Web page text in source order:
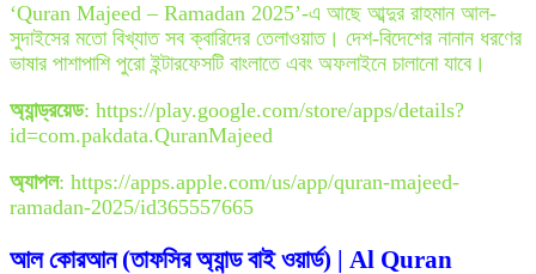
‘Quran Majeed – Ramadan 2025’-এ আছে আব্দুর রাহমান আল-
সুদাইসের মতো বিখ্যাত সব ক্বারিদের তেলাওয়াত। দেশ-বিদেশের নানান ধরণের
ভাষার পাশাপাশি পুরো ইন্টারফেসটি বাংলাতে এবং অফলাইনে চালানো যাবে।
অ্যান্ড্রয়েড: https://play.google.com/store/apps/details?
id=com.pakdata.QuranMajeed
অ্যাপল: https://apps.apple.com/us/app/quran-majeed-
ramadan-2025/id365557665
আল কোরআন (তাফসির অ্যান্ড বাই ওয়ার্ড) | Al Quran